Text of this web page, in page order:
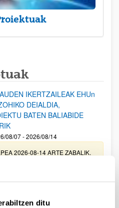
ditu
IKERTZAILEAK EHUn
DEIALDIA,
BATEN BALIABIDE
08/07 - 2026/08/14
2026-08-14 ARTE ZABALIK.
eta Funts Bibliografikoak